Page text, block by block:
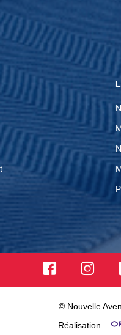
© Nouvelle
Réalisation